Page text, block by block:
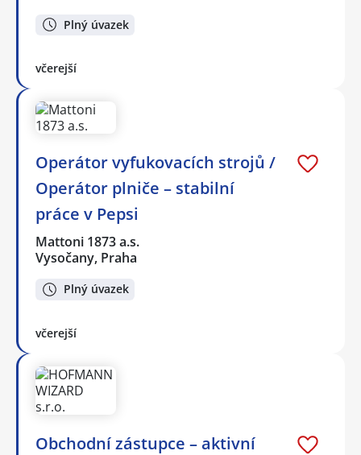
Plný úvazek
včerejší
Operátor vyfukovacích strojů /
Operátor plniče – stabilní
práce v Pepsi
Mattoni 1873 a.s.
Vysočany, Praha
Plný úvazek
včerejší
Obchodní zástupce – aktivní